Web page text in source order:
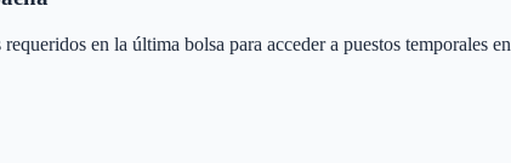
en la última bolsa para acceder a puestos temporales en